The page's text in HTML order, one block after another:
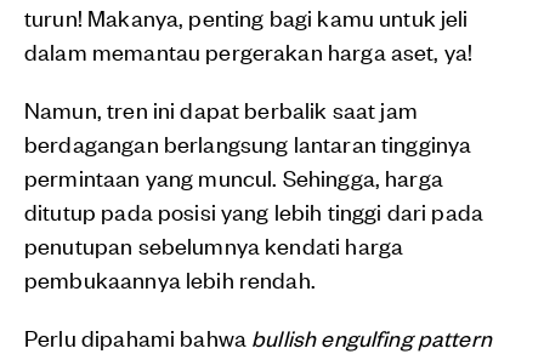
turun! Makanya, penting bagi kamu untuk jeli
dalam memantau pergerakan harga aset, ya!
Namun, tren ini dapat berbalik saat jam
berdagangan berlangsung lantaran tingginya
permintaan yang muncul. Sehingga, harga
ditutup pada posisi yang lebih tinggi dari pada
penutupan sebelumnya kendati harga
pembukaannya lebih rendah.
Perlu dipahami bahwa bullish engulfing pattern